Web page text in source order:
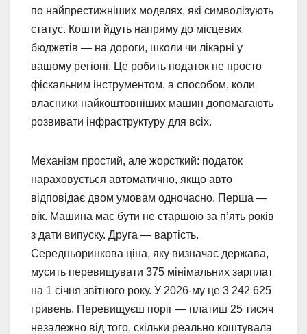
по найпрестижніших моделях, які символізують
статус. Кошти йдуть напряму до місцевих
бюджетів — на дороги, школи чи лікарні у
вашому регіоні. Це робить податок не просто
фіскальним інструментом, а способом, коли
власники найкоштовніших машин допомагають
розвивати інфраструктуру для всіх.
Механізм простий, але жорсткий: податок
нараховується автоматично, якщо авто
відповідає двом умовам одночасно. Перша —
вік. Машина має бути не старшою за п’ять років
з дати випуску. Друга — вартість.
Середньоринкова ціна, яку визначає держава,
мусить перевищувати 375 мінімальних зарплат
на 1 січня звітного року. У 2026-му це 3 242 625
гривень. Перевищуєш поріг — платиш 25 тисяч
незалежно від того, скільки реально коштувала